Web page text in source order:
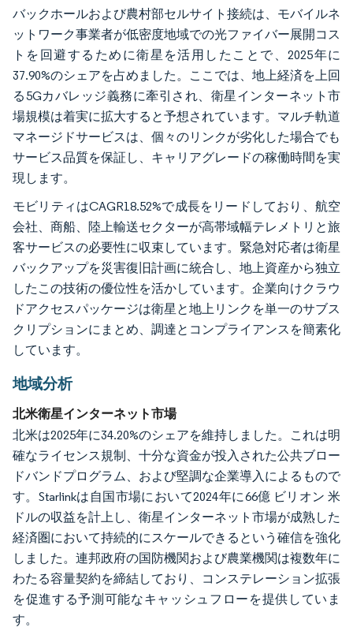
バックホールおよび農村部セルサイト接続は、モバイルネ
ットワーク事業者が低密度地域での光ファイバー展開コス
トを回避するために衛星を活用したことで、2025年に
37.90%のシェアを占めました。ここでは、地上経済を上回
る5Gカバレッジ義務に牽引され、衛星インターネット市
場規模は着実に拡大すると予想されています。マルチ軌道
マネージドサービスは、個々のリンクが劣化した場合でも
サービス品質を保証し、キャリアグレードの稼働時間を実
現します。
モビリティはCAGR18.52%で成長をリードしており、航空
会社、商船、陸上輸送セクターが高帯域幅テレメトリと旅
客サービスの必要性に収束しています。緊急対応者は衛星
バックアップを災害復旧計画に統合し、地上資産から独立
したこの技術の優位性を活かしています。企業向けクラウ
ドアクセスパッケージは衛星と地上リンクを単一のサブス
クリプションにまとめ、調達とコンプライアンスを簡素化
しています。
地域分析
北米衛星インターネット市場
北米は2025年に34.20%のシェアを維持しました。これは明
確なライセンス規制、十分な資金が投入された公共ブロー
ドバンドプログラム、および堅調な企業導入によるもので
す。Starlinkは自国市場において2024年に66億 ビリオン 米
ドルの収益を計上し、衛星インターネット市場が成熟した
経済圏において持続的にスケールできるという確信を強化
しました。連邦政府の国防機関および農業機関は複数年に
わたる容量契約を締結しており、コンステレーション拡張
を促進する予測可能なキャッシュフローを提供していま
す。